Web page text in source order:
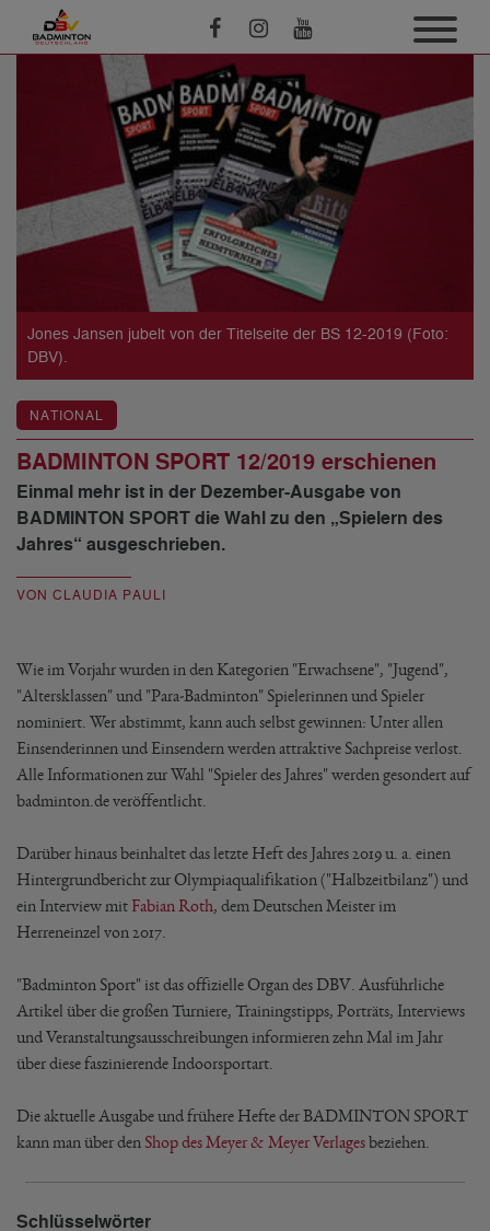
Jones Jansen jubelt von der Titelseite der BS 12-2019 (Foto:
DBV).
NATIONAL
BADMINTON SPORT 12/2019 erschienen
Einmal mehr ist in der Dezember-Ausgabe von
BADMINTON SPORT die Wahl zu den „Spielern des
Jahres“ ausgeschrieben.
VON CLAUDIA PAULI
Wie im Vorjahr wurden in den Kategorien "Erwachsene", "Jugend",
"Altersklassen" und "Para-Badminton" Spielerinnen und Spieler
nominiert. Wer abstimmt, kann auch selbst gewinnen: Unter allen
Einsenderinnen und Einsendern werden attraktive Sachpreise verlost.
Alle Informationen zur Wahl "Spieler des Jahres" werden gesondert auf
badminton.de veröffentlicht.
Darüber hinaus beinhaltet das letzte Heft des Jahres 2019 u. a. einen
Hintergrundbericht zur Olympiaqualifikation ("Halbzeitbilanz") und
ein Interview mit Fabian Roth, dem Deutschen Meister im
Herreneinzel von 2017.
"Badminton Sport" ist das offizielle Organ des DBV. Ausführliche
Artikel über die großen Turniere, Trainingstipps, Porträts, Interviews
und Veranstaltungsausschreibungen informieren zehn Mal im Jahr
über diese faszinierende Indoorsportart.
Die aktuelle Ausgabe und frühere Hefte der BADMINTON SPORT
kann man über den Shop des Meyer & Meyer Verlagesbeziehen.
Schlüsselwörter